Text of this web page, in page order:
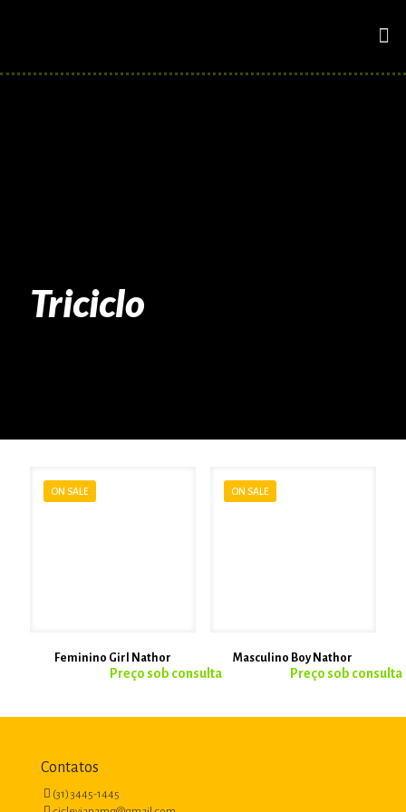
Triciclo
ON SALE
Feminino Girl Nathor
ON SALE
Masculino Boy Nathor
Contatos
(31) 3445-1445